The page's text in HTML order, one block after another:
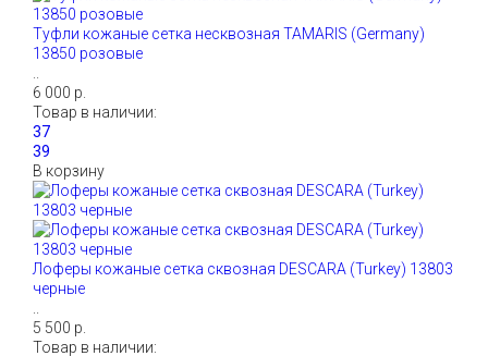
Туфли кожаные сетка несквозная TAMARIS (Germany)
13850 розовые
6 000 р.
Товар в наличии:
В корзину
Лоферы кожаные сетка сквозная DESCARA (Turkey) 13803
черные
5 500 р.
Товар в наличии: